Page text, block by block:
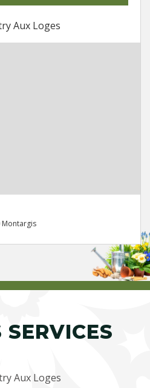
Aux Loges
Montargis
Aux Loges